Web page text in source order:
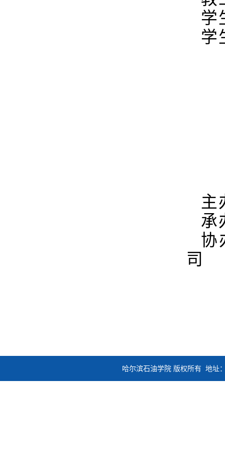
学
学
主
承
协
司
哈尔滨石油学院 版权所有 地址